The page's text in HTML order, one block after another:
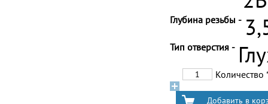
Глубина резьбы -
Тип отверстия -
Количество